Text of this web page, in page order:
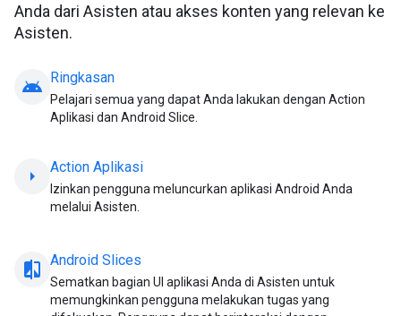
Anda dari Asisten atau akses konten yang relevan ke
Asisten.
android Ringkasan
Pelajari semua yang dapat Anda lakukan dengan Action
Aplikasi dan Android Slice.
arrow_right Action Aplikasi
Izinkan pengguna meluncurkan aplikasi Android Anda
melalui Asisten.
compare_arrow
Android Slices
Sematkan bagian UI aplikasi Anda di Asisten untuk
memungkinkan pengguna melakukan tugas yang